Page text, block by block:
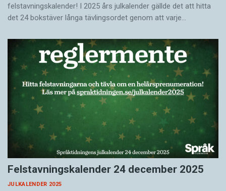
felstavningskalender! I 2025 års julkalender gällde det att hitta
det 24 bokstäver långa tävlingsordet genom att varje…
Felstavningskalender 24 december 2025
JULKALENDER 2025